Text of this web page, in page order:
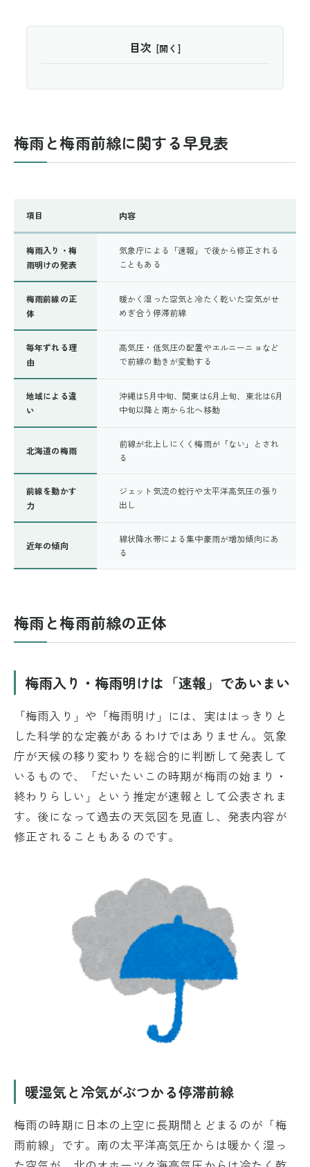
目次
梅雨と梅雨前線に関する早見表
項目 内容
梅雨入り・梅
雨明けの発表
気象庁による「速報」で後から修正される
こともある
梅雨前線の正
体
暖かく湿った空気と冷たく乾いた空気がせ
めぎ合う停滞前線
毎年ずれる理
由
高気圧・低気圧の配置やエルニーニョなど
で前線の動きが変動する
地域による違
い
沖縄は5月中旬、関東は6月上旬、東北は6月
中旬以降と南から北へ移動
北海道の梅雨
前線が北上しにくく梅雨が「ない」とされ
る
前線を動かす
力
ジェット気流の蛇行や太平洋高気圧の張り
出し
近年の傾向
線状降水帯による集中豪雨が増加傾向にあ
る
梅雨と梅雨前線の正体
梅雨入り・梅雨明けは「速報」であいまい
「梅雨入り」や「梅雨明け」には、実ははっきりと
した科学的な定義があるわけではありません。気象
庁が天候の移り変わりを総合的に判断して発表して
いるもので、「だいたいこの時期が梅雨の始まり・
終わりらしい」という推定が速報として公表されま
す。後になって過去の天気図を見直し、発表内容が
修正されることもあるのです。
暖湿気と冷気がぶつかる停滞前線
梅雨の時期に日本の上空に長期間とどまるのが「梅
雨前線」です。南の太平洋高気圧からは暖かく湿っ